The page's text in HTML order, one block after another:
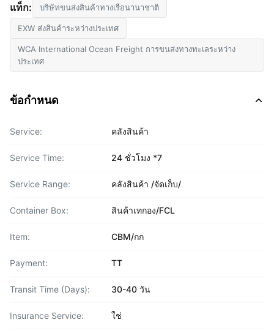
แท็ก: บริษัทขนส่งสินค้าทางเรือนานาชาติ
EXW ส่งสินค้าระหว่างประเทศ
WCA International Ocean Freight การขนส่งทางทะเลระหว่าง
ประเทศ
ข้อกำหนด
Service: คลังสินค้า
Service Time: 24 ชั่วโมง *7
Service Range: คลังสินค้า /จัดเก็บ/
Container Box: สินค้าเทกอง/FCL
Item: CBM/กก
Payment: TT
Transit Time (Days): 30-40 วัน
Insurance Service: ใช่